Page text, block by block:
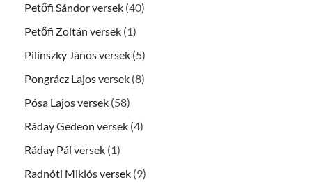
Petőfi Sándor versek (40)
Petőfi Zoltán versek (1)
Pilinszky János versek (5)
Pongrácz Lajos versek (8)
Pósa Lajos versek (58)
Ráday Gedeon versek (4)
Ráday Pál versek (1)
Radnóti Miklós versek (9)